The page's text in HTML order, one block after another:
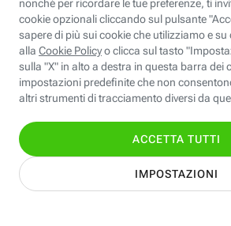
CM14 14 giorni
EBFC<BannerID> 7 giorni